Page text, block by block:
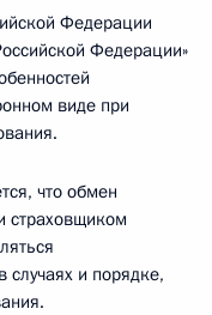
Федерации
Федерации»
виде при
что обмен
страховщиком
и порядке,